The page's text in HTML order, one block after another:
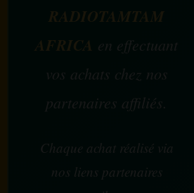
RADIOTAMTAM
AFRICA en effectuant
vos achats chez nos
partenaires affiliés.
Chaque achat réalisé via
nos liens partenaires